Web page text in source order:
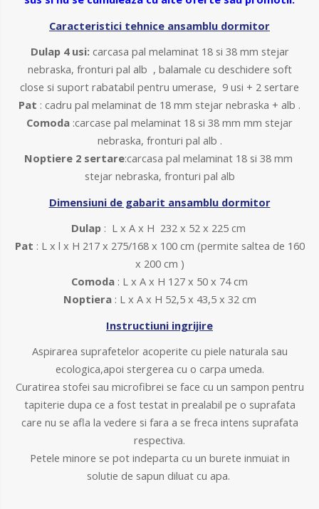
Caracteristici tehnice ansamblu dormitor
Dulap 4 usi: carcasa pal melaminat 18 si 38 mm stejar
nebraska, fronturi pal alb , balamale cu deschidere soft
close si suport rabatabil pentru umerase, 9 usi + 2 sertare
Pat : cadru pal melaminat de 18 mm stejar nebraska + alb .
Comoda :carcase pal melaminat 18 si 38 mm mm stejar
nebraska, fronturi pal alb .
Noptiere 2 sertare:carcasa pal melaminat 18 si 38 mm
stejar nebraska, fronturi pal alb
Dimensiuni de gabarit ansamblu dormitor
Dulap: L x A x H 232 x 52 x 225 cm
Pat : L x l x H 217 x 275/168 x 100 cm (permite saltea de 160
x 200 cm )
Comoda : L x A x H 127 x 50 x 74 cm
Noptiera: L x A x H 52,5 x 43,5 x 32 cm
Instructiuni ingrijire
Aspirarea suprafetelor acoperite cu piele naturala sau
ecologica,apoi stergerea cu o carpa umeda.
Curatirea stofei sau microfibrei se face cu un sampon pentru
tapiterie dupa ce a fost testat in prealabil pe o suprafata
care nu se afla la vedere si fara a se freca intens suprafata
respectiva.
Petele minore se pot indeparta cu un burete inmuiat in
solutie de sapun diluat cu apa.